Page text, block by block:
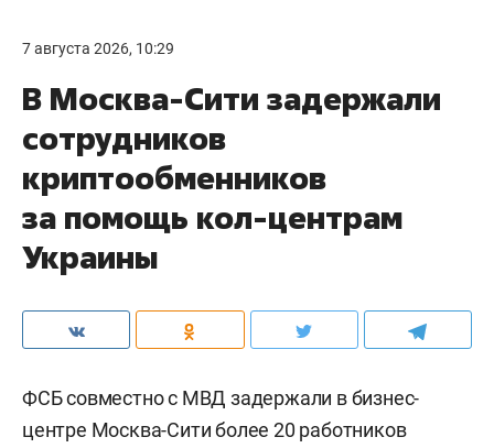
7 августа 2026, 10:29
В Москва-Сити задержали
сотрудников
криптообменников
за помощь кол-центрам
Украины
ФСБ совместно с МВД задержали в бизнес-
центре Москва-Сити более 20 работников